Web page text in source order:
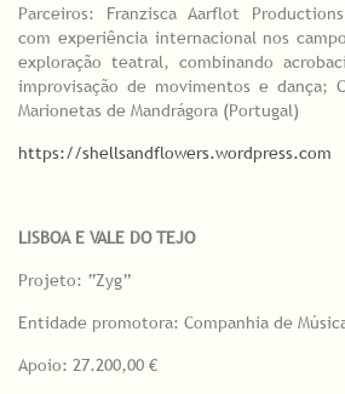
Parceiros: Franzisca Aarflot
com experiência internacional nos
exploração teatral, combinando
improvisação de movimentos e dança;
Marionetas de Mandrágora (Portugal)
https://shellsandflowers.wordpress.com
LISBOA E VALE DO TEJO
Projeto: “Zyg”
Entidade promotora: Companhia de
Apoio: 27.200,00 €